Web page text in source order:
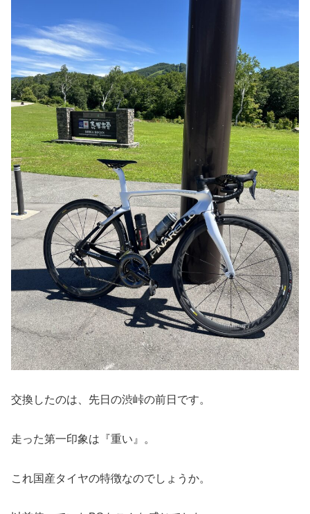
交換したのは、先日の渋峠の前日です。
走った第一印象は『重い』。
これ国産タイヤの特徴なのでしょうか。